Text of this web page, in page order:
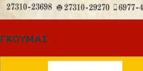
ΓΚΟΥΜΑΣ